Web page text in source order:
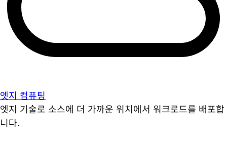
엣지 컴퓨팅
엣지 기술로 소스에 더 가까운 위치에서 워크로드를 배포합
니다.